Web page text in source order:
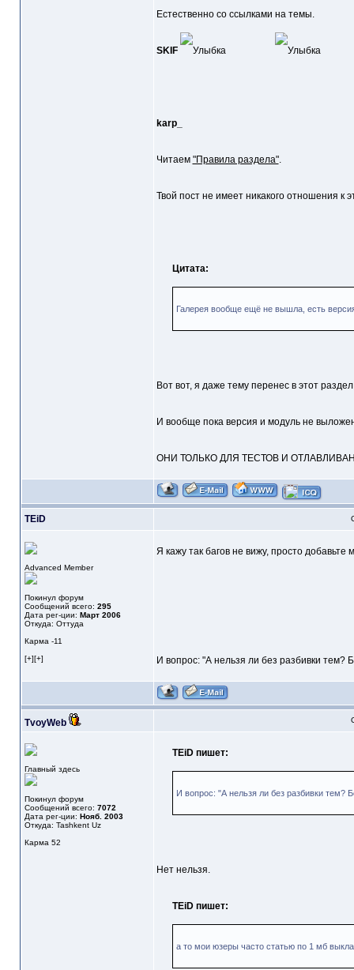
Естественно со ссылками на темы.
SKIF
karp_
Читаем "Правила раздела".
Твой пост не имеет никакого отношения к
Цитата:
Галерея вообще ещё не вышла, есть
Вот вот, я даже тему перенес в этот
И вообще пока версия и модуль не
ОНИ ТОЛЬКО ДЛЯ ТЕСТОВ И
TEiD
Advanced Member
Покинул форум
Сообщений всего: 295
Дата рег-ции: Март 2006
Откуда: Оттуда
Карма -11
[+][+]
Я кажу так багов не вижу, просто
И вопрос: "А нельзя ли без разбивки
TvoyWeb
Главный здесь
Покинул форум
Сообщений всего: 7072
Дата рег-ции: Нояб. 2003
Откуда: Tashkent Uz
Карма 52
TEiD пишет:
И вопрос: "А нельзя ли без разбивки тем?
Нет нельзя.
TEiD пишет:
а то мои юзеры часто статью по 1 мб